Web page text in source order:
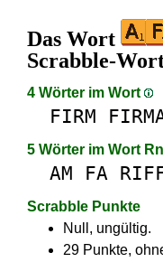
Das Wort
Scrabble-
4 Wörter im Wort
FIRM
5 Wörter im Wort
AM FA
Scrabble Punkte
Null, ungültig.
29 Punkte,